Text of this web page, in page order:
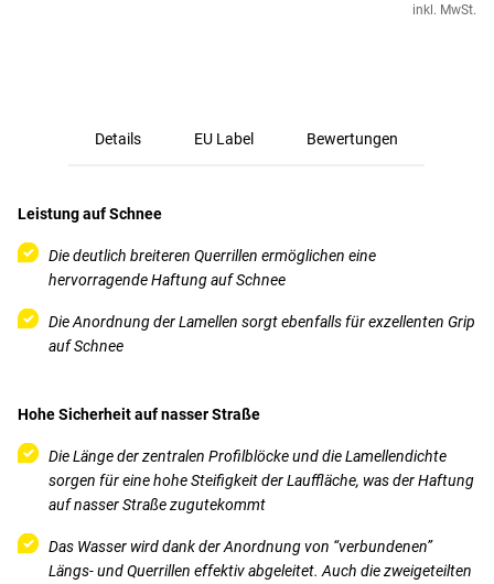
inkl. MwSt.
Details EU Label Bewertungen
Leistung auf Schnee
Die deutlich breiteren Querrillen ermöglichen eine
hervorragende Haftung auf Schnee
Die Anordnung der Lamellen sorgt ebenfalls für exzellenten Grip
auf Schnee
Hohe Sicherheit auf nasser Straße
Die Länge der zentralen Profilblöcke und die Lamellendichte
sorgen für eine hohe Steifigkeit der Lauffläche, was der Haftung
auf nasser Straße zugutekommt
Das Wasser wird dank der Anordnung von “verbundenen”
Längs- und Querrillen effektiv abgeleitet. Auch die zweigeteilten